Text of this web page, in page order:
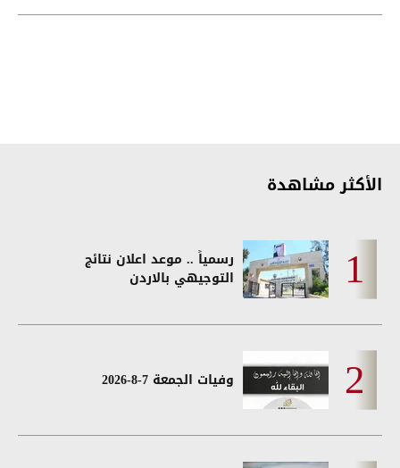
الأكثر مشاهدة
رسمياً .. موعد اعلان نتائج
التوجيهي بالاردن
وفيات الجمعة 7-8-2026